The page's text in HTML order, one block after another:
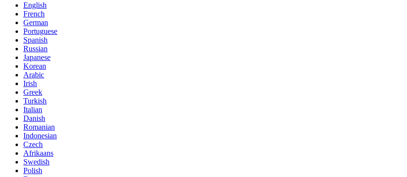
English
French
German
Portuguese
Spanish
Russian
Japanese
Korean
Arabic
Irish
Greek
Turkish
Italian
Danish
Romanian
Indonesian
Czech
Afrikaans
Swedish
Polish